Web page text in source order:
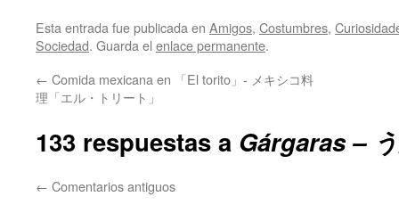
Esta entrada fue publicada en Amigos, Costumbres,
Sociedad. Guarda el enlace permanente.
← Comida mexicana en 「El torito」- メキシコ料
理「エル・トリート」
133 respuestas a Gárgaras –
← Comentarios antiguos